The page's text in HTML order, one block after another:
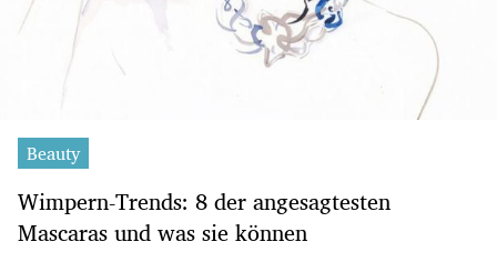
Beauty
Wimpern-Trends: 8 der angesagtesten
Mascaras und was sie können